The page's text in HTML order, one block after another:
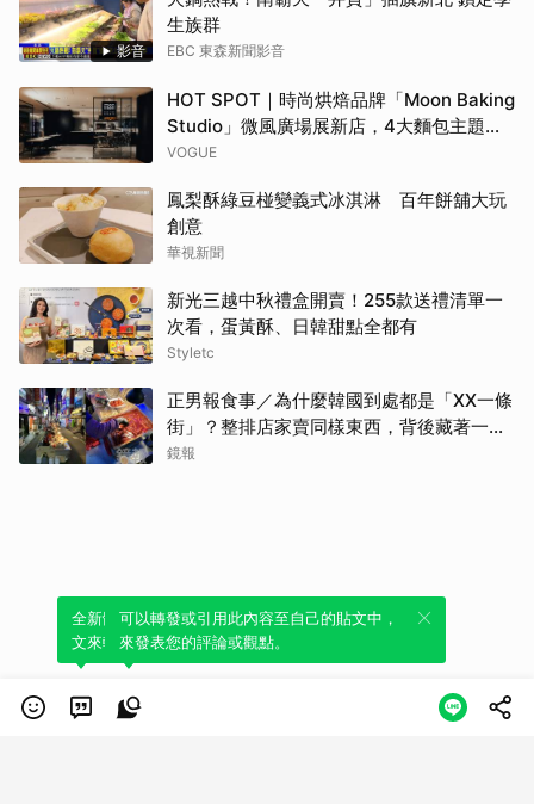
影音
生族群
EBC 東森新聞影音
HOT SPOT｜時尚烘焙品牌「Moon Baking
Studio」微風廣場展新店，4大麵包主題早
午餐、時令風味甜點，再定義你的用餐日常
VOGUE
鳳梨酥綠豆椪變義式冰淇淋 百年餅舖大玩
創意
華視新聞
新光三越中秋禮盒開賣！255款送禮清單一
次看，蛋黃酥、日韓甜點全都有
Styletc
正男報食事／為什麼韓國到處都是「XX一條
街」？整排店家賣同樣東西，背後藏著一套
生意經
鏡報
全新體驗！一鍵引用此內容，透過發布貼
文來輕鬆表達個人立場。
可以轉發或引用此內容至自己的貼文中，
來發表您的評論或觀點。